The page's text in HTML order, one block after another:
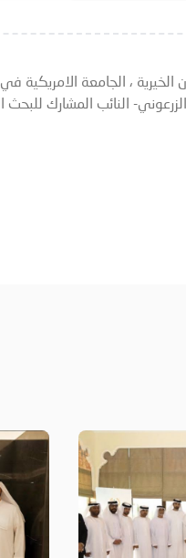
الخيرية ، الجامعة
النائب المشارك